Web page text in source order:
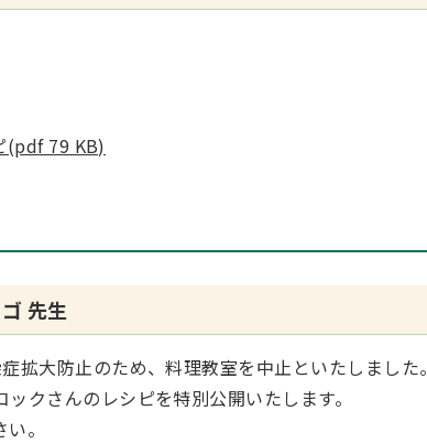
(pdf 79 KB)
先生
拡大防止のため、料理教室を中止といたしました。
クさんのレシピを特別公開いたします。
。